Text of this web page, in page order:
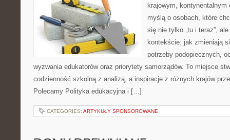
krajowym, kontynentalnym
myślą o osobach, które
się nie tylko „tu i teraz”,
kontekście: jak zmieniają
potrzeby podopiecznych,
wyzwania edukatorów oraz priorytety samorządów. To miejsce
codzienność szkolną z analizą, a inspiracje z różnych krajów
Polecamy Polityka edukacyjna i […]
CATEGORIES: ARTYKUŁY SPONSOROWANE